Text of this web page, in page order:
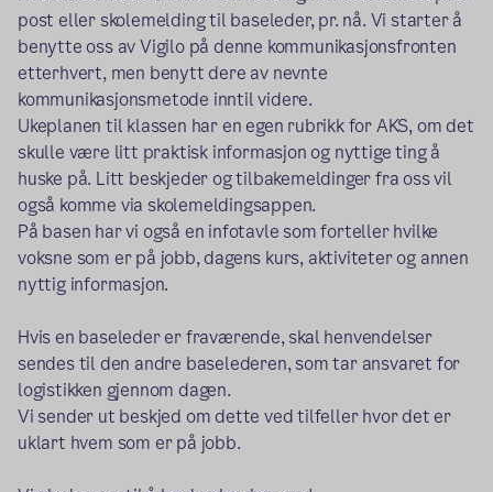
post eller skolemelding til baseleder, pr. nå. Vi starter å
benytte oss av Vigilo på denne kommunikasjonsfronten
etterhvert, men benytt dere av nevnte
kommunikasjonsmetode inntil videre.
Ukeplanen til klassen har en egen rubrikk for AKS, om det
skulle være litt praktisk informasjon og nyttige ting å
huske på. Litt beskjeder og tilbakemeldinger fra oss vil
også komme via skolemeldingsappen.
På basen har vi også en infotavle som forteller hvilke
voksne som er på jobb, dagens kurs, aktiviteter og annen
nyttig informasjon.
Hvis en baseleder er fraværende, skal henvendelser
sendes til den andre baselederen, som tar ansvaret for
logistikken gjennom dagen.
Vi sender ut beskjed om dette ved tilfeller hvor det er
uklart hvem som er på jobb.